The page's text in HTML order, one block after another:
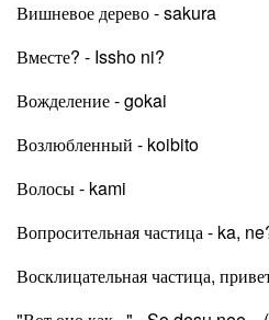
Вишневое дерево - sakura
Вместе? - Issho ni?
Вожделение - gokai
Возлюбленный - koibito
Волосы - kami
Вопросительная частица - ka,
Восклицательная частица,